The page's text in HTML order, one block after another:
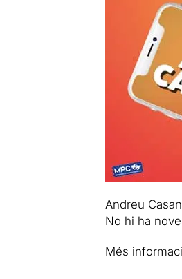
Andreu
No hi ha
Més